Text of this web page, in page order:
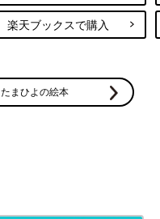
楽天ブックスで購入
たまひよの絵本